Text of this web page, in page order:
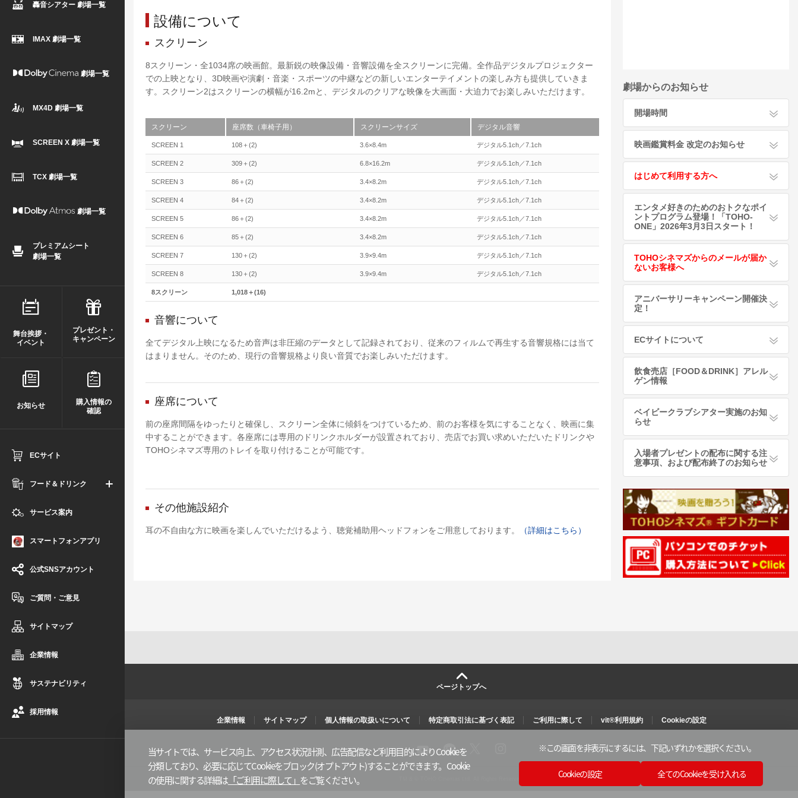
轟音シアター 劇場一覧
IMAX 劇場一覧
劇場一覧
MX4D 劇場一覧
SCREEN X 劇場一覧
TCX 劇場一覧
劇場一覧
プレミアムシート
劇場一覧
舞台挨拶・
イベント
プレゼント・
キャンペーン
お知らせ
購入情報の
確認
ECサイト
フード＆ドリンク
サービス案内
スマートフォンアプリ
公式SNSアカウント
ご質問・ご意見
サイトマップ
企業情報
サステナビリティ
採用情報
設備について
スクリーン
8スクリーン・全1034席の映画館。最新鋭の映像設備・音響設備を全スクリーンに完備。全作品デジタルプロジェクター
での上映となり、3D映画や演劇・音楽・スポーツの中継などの新しいエンターテイメントの楽しみ方も提供していきま
す。スクリーン2はスクリーンの横幅が16.2mと、デジタルのクリアな映像を大画面・大迫力でお楽しみいただけます。
スクリーン 座席数（車椅子用） スクリーンサイズ デジタル音響
SCREEN 1 108＋(2) 3.6×8.4m デジタル5.1ch／7.1ch
SCREEN 2 309＋(2) 6.8×16.2m デジタル5.1ch／7.1ch
SCREEN 3 86＋(2) 3.4×8.2m デジタル5.1ch／7.1ch
SCREEN 4 84＋(2) 3.4×8.2m デジタル5.1ch／7.1ch
SCREEN 5 86＋(2) 3.4×8.2m デジタル5.1ch／7.1ch
SCREEN 6 85＋(2) 3.4×8.2m デジタル5.1ch／7.1ch
SCREEN 7 130＋(2) 3.9×9.4m デジタル5.1ch／7.1ch
SCREEN 8 130＋(2) 3.9×9.4m デジタル5.1ch／7.1ch
8スクリーン 1,018＋(16)
音響について
全てデジタル上映になるため音声は非圧縮のデータとして記録されており、従来のフィルムで再生する音響規格には当て
はまりません。そのため、現行の音響規格より良い音質でお楽しみいただけます。
座席について
前の座席間隔をゆったりと確保し、スクリーン全体に傾斜をつけているため、前のお客様を気にすることなく、映画に集
中することができます。各座席には専用のドリンクホルダーが設置されており、売店でお買い求めいただいたドリンクや
TOHOシネマズ専用のトレイを取り付けることが可能です。
その他施設紹介
耳の不自由な方に映画を楽しんでいただけるよう、聴覚補助用ヘッドフォンをご用意しております。 （詳細はこちら）
劇場からのお知らせ
開場時間
映画鑑賞料金 改定のお知らせ
はじめて利用する方へ
エンタメ好きのためのおトクなポイ
ントプログラム登場！「TOHO-
ONE」2026年3月3日スタート！
TOHOシネマズからのメールが届か
ないお客様へ
アニバーサリーキャンペーン開催決
定！
ECサイトについて
飲食売店［FOOD＆DRINK］アレル
ゲン情報
ベイビークラブシアター実施のお知
らせ
入場者プレゼントの配布に関する注
意事項、および配布終了のお知らせ
ページトップへ
企業情報 サイトマップ 個人情報の取扱いについて 特定商取引法に基づく表記 ご利用に際して vit®利用規約 Cookieの設定
y
o
当サイトでは、サービス向上、アクセス状況計測、広告配信など利用目的によりCookieを
分類しており、必要に応じてCookieをブロック(オプトアウト)することができます。Cookie
の使用に関する詳細は「ご利用に際して」 をご覧ください。
※この画面を非表示にするには、 下記いずれかを選択ください。
Cookieの設定 全てのCookieを受け入れる